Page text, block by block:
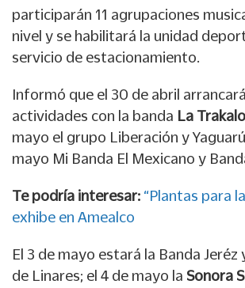
participarán 11 agrupaciones
nivel y se habilitará la unidad
servicio de estacionamiento.
Informó que el 30 de abril
actividades con la banda La
mayo el grupo Liberación y
mayo Mi Banda El Mexicano y
Te podría interesar: “Plantas para
exhibe en Amealco
El 3 de mayo estará la Banda Jeréz
de Linares; el 4 de mayo la Sonora